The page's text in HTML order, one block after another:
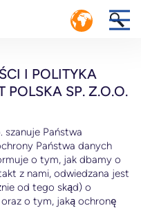
I POLITYKA
POLSKA SP. Z.O.O.
szanuje Państwa
Państwa danych
o tym, jak dbamy o
z nami, odwiedzana jest
od tego skąd) o
o tym, jaką ochronę
ZAMKNIĘTYM:
O
W CENTRUM